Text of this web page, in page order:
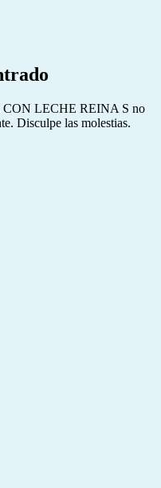
CON LECHE REINA S no
Disculpe las molestias.